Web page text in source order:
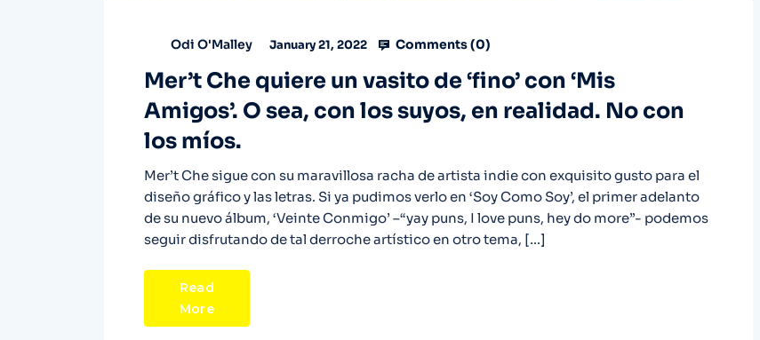
Odi O'Malley January 21, 2022 Comments (0)
Mer’t Che quiere un vasito de ‘fino’ con ‘Mis
Amigos’. O sea, con los suyos, en realidad. No con
los míos.
Mer’t Che sigue con su maravillosa racha de artista indie con exquisito gusto para el
diseño gráfico y las letras. Si ya pudimos verlo en ‘Soy Como Soy’, el primer adelanto
de su nuevo álbum, ‘Veinte Conmigo’ –“yay puns, I love puns, hey do more”- podemos
seguir disfrutando de tal derroche artístico en otro tema, […]
Read
More